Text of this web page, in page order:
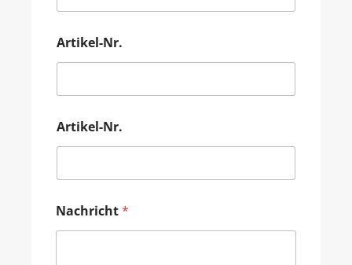
Artikel-Nr.
Artikel-Nr.
Nachricht*